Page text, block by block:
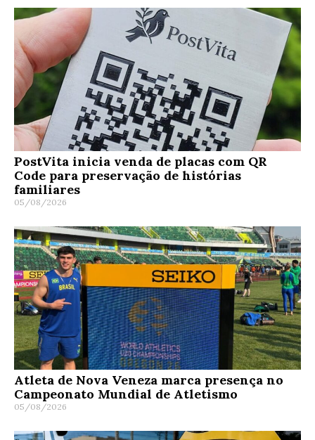
PostVita inicia venda de placas com QR
Code para preservação de histórias
familiares
05/08/2026
Atleta de Nova Veneza marca presença no
Campeonato Mundial de Atletismo
05/08/2026